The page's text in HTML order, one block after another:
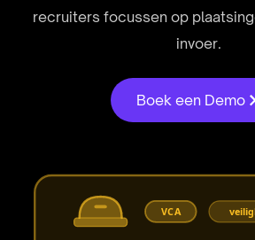
recruiters focussen op
invoer.
Boek een Demo
VCA